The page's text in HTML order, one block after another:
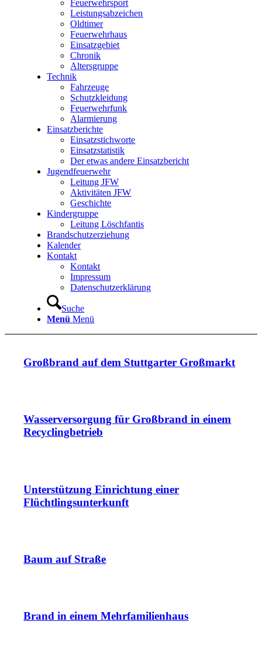
Feuerwehrsport
Leistungsabzeichen
Oldtimer
Feuerwehrhaus
Einsatzgebiet
Chronik
Altersgruppe
Technik
Fahrzeuge
Schutzkleidung
Feuerwehrfunk
Alarmierung
Einsatzberichte
Einsatzstichworte
Einsatzstatistik
Der etwas andere Einsatzbericht
Jugendfeuerwehr
Leitung JFW
Aktivitäten JFW
Geschichte
Kindergruppe
Leitung Löschfantis
Brandschutzerziehung
Kalender
Kontakt
Kontakt
Impressum
Datenschutzerklärung
Suche
Menü Menü
Großbrand auf dem Stuttgarter Großmarkt
Wasserversorgung für Großbrand in einem
Recyclingbetrieb
Unterstützung Einrichtung einer
Flüchtlingsunterkunft
Baum auf Straße
Brand in einem Mehrfamilienhaus